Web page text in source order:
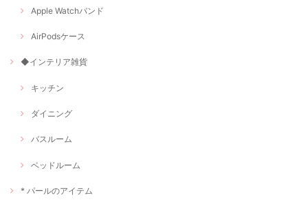
Apple Watchバンド
AirPodsケース
◆インテリア雑貨
キッチン
ダイニング
バスルーム
ベッドルーム
* パールのアイテム